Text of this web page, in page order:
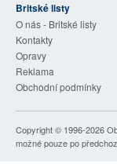
Britské listy
O nás - Britské listy
Kontakty
Opravy
Reklama
Obchodní podmínky
Copyright © 1996-2026
možné pouze po